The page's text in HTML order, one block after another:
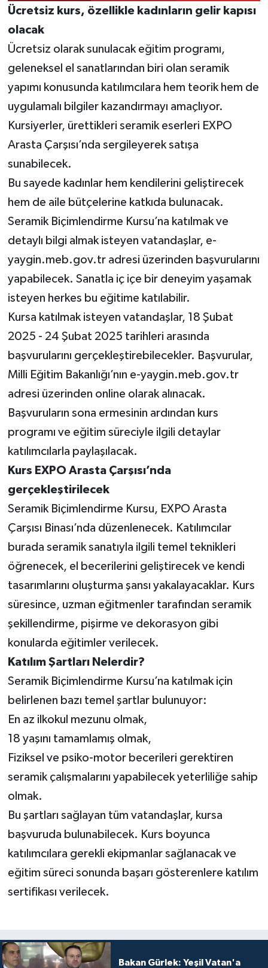
Ücretsiz kurs, özellikle kadınların gelir kapısı
olacak
Ücretsiz olarak sunulacak eğitim programı,
geleneksel el sanatlarından biri olan seramik
yapımı konusunda katılımcılara hem teorik hem de
uygulamalı bilgiler kazandırmayı amaçlıyor.
Kursiyerler, ürettikleri seramik eserleri EXPO
Arasta Çarşısı’nda sergileyerek satışa
sunabilecek.
Bu sayede kadınlar hem kendilerini geliştirecek
hem de aile bütçelerine katkıda bulunacak.
Seramik Biçimlendirme Kursu’na katılmak ve
detaylı bilgi almak isteyen vatandaşlar, e-
yaygin.meb.gov.tr adresi üzerinden başvurularını
yapabilecek. Sanatla iç içe bir deneyim yaşamak
isteyen herkes bu eğitime katılabilir.
Kursa katılmak isteyen vatandaşlar, 18 Şubat
2025 - 24 Şubat 2025 tarihleri arasında
başvurularını gerçekleştirebilecekler. Başvurular,
Milli Eğitim Bakanlığı’nın e-yaygin.meb.gov.tr
adresi üzerinden online olarak alınacak.
Başvuruların sona ermesinin ardından kurs
programı ve eğitim süreciyle ilgili detaylar
katılımcılarla paylaşılacak.
Kurs EXPO Arasta Çarşısı’nda
gerçekleştirilecek
Seramik Biçimlendirme Kursu, EXPO Arasta
Çarşısı Binası’nda düzenlenecek. Katılımcılar
burada seramik sanatıyla ilgili temel teknikleri
öğrenecek, el becerilerini geliştirecek ve kendi
tasarımlarını oluşturma şansı yakalayacaklar. Kurs
süresince, uzman eğitmenler tarafından seramik
şekillendirme, pişirme ve dekorasyon gibi
konularda eğitimler verilecek.
Katılım Şartları Nelerdir?
Seramik Biçimlendirme Kursu’na katılmak için
belirlenen bazı temel şartlar bulunuyor:
En az ilkokul mezunu olmak,
18 yaşını tamamlamış olmak,
Fiziksel ve psiko-motor becerileri gerektiren
seramik çalışmalarını yapabilecek yeterliliğe sahip
olmak.
Bu şartları sağlayan tüm vatandaşlar, kursa
başvuruda bulunabilecek. Kurs boyunca
katılımcılara gerekli ekipmanlar sağlanacak ve
eğitim süreci sonunda başarı gösterenlere katılım
sertifikası verilecek.
Bakan Gürlek: Yeşil Vatan'a